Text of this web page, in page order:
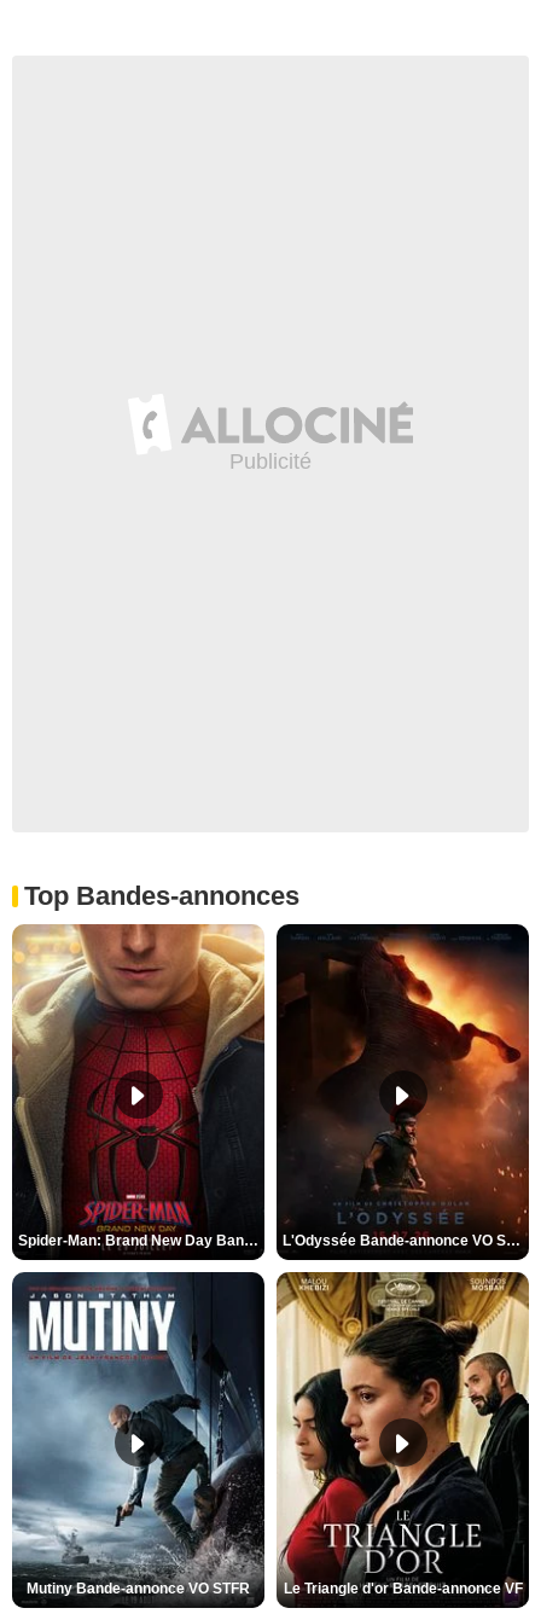
Top Bandes-annonces
Spider-Man: Brand New Day Bande-annonce VO STFR L'Odyssée Bande-annonce VO STFR
Mutiny Bande-annonce VO STFR Le Triangle d'or Bande-annonce VF